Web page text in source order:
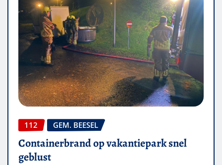
112 GEM. BEESEL
Containerbrand op vakantiepark snel
geblust